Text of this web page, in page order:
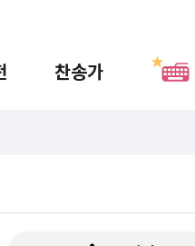
찬송가